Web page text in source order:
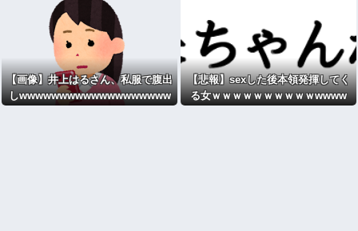
【画像】井上はるさん、私服で腹出
しwwwwwwwwwwwwwwwwwww
【悲報】sexした後本領発揮してく
る女ｗｗｗｗｗｗｗｗｗｗwwww